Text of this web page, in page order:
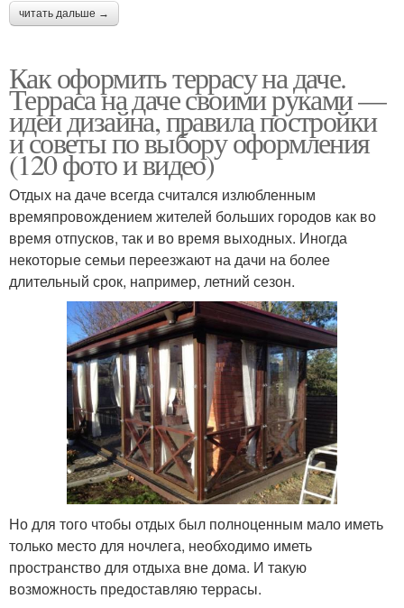
читать дальше →
Как оформить террасу на даче.
Терраса на даче своими руками —
идеи дизайна, правила постройки
и советы по выбору оформления
(120 фото и видео)
Отдых на даче всегда считался излюбленным
времяпровождением жителей больших городов как во
время отпусков, так и во время выходных. Иногда
некоторые семьи переезжают на дачи на более
длительный срок, например, летний сезон.
Но для того чтобы отдых был полноценным мало иметь
только место для ночлега, необходимо иметь
пространство для отдыха вне дома. И такую
возможность предоставляю террасы.